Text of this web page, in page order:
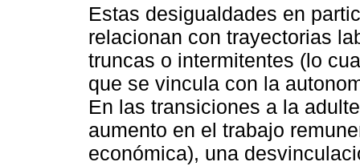
Estas desigualdades en
relacionan con trayectorias
truncas o intermitentes (lo
que se vincula con la
En las transiciones a la
aumento en el trabajo
económica), una